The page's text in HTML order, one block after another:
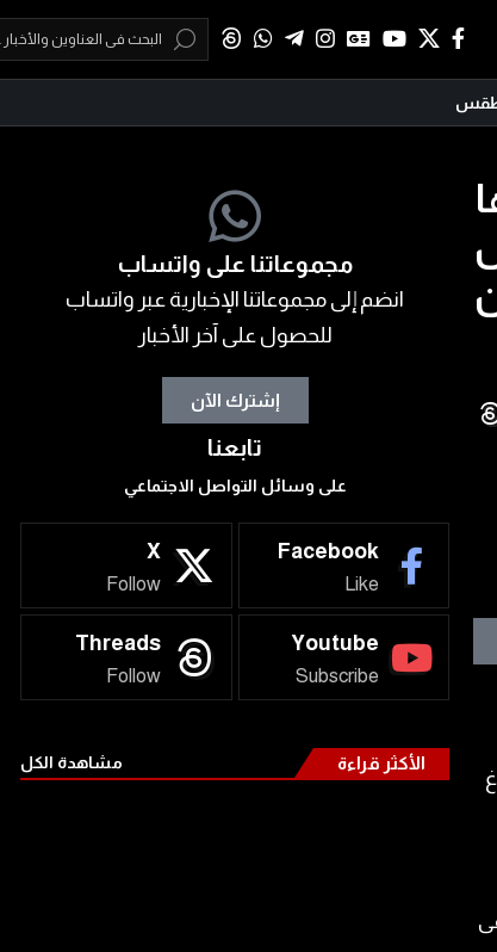
مجموعاتنا على واتساب
انضم إلى مجموعاتنا الإخبارية عبر واتساب
للحصول على آخر الأخبار
إشترك الآن
تابعنا
على وسائل التواصل الاجتماعي
Facebook
Like
X
Follow
Youtube
Subscribe
Threads
Follow
الأكثر قراءة مشاهدة الكل